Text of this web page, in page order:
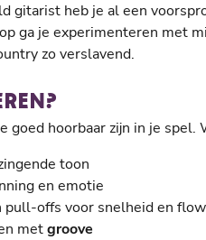
gitarist heb je al een
ga je experimenteren met
zo verslavend.
goed hoorbaar zijn in je spel.
toon
en emotie
pull-offs voor snelheid en flow
metgroove